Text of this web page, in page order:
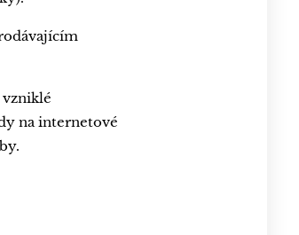
na internetové